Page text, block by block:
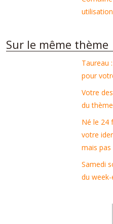
Sur le même thème
Taureau
pour
Votre
du
Né le 24
votre
mais pas
Samedi
du week-